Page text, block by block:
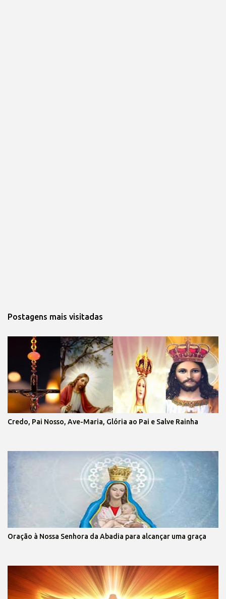
Postagens mais visitadas
Credo, Pai Nosso, Ave-Maria, Glória ao Pai e Salve Rainha
Oração à Nossa Senhora da Abadia para alcançar uma graça